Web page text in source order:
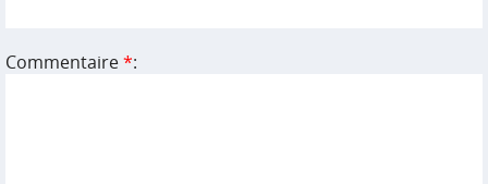
Commentaire*: